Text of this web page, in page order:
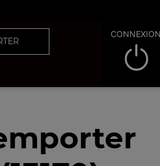
CONNEXION